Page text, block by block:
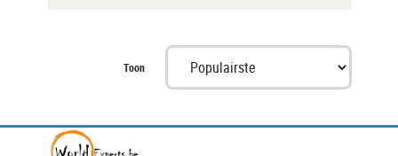
Toon